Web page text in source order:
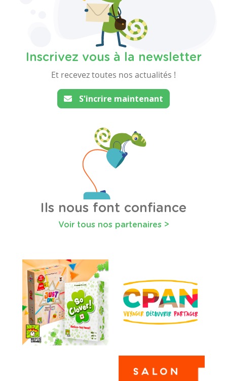
Inscrivez vous à la newsletter
Et recevez toutes nos actualités !
S'incrire maintenant
Ils nous font confiance
Voir tous nos partenaires >